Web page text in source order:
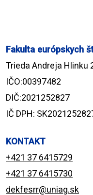
Fakulta európskych
Trieda Andreja Hlinku
IČO:00397482
DIČ:2021252827
IČ DPH:
KONTAKT
+421 37 6415729
+421 37 6415730
dekfesrr@uniag.sk